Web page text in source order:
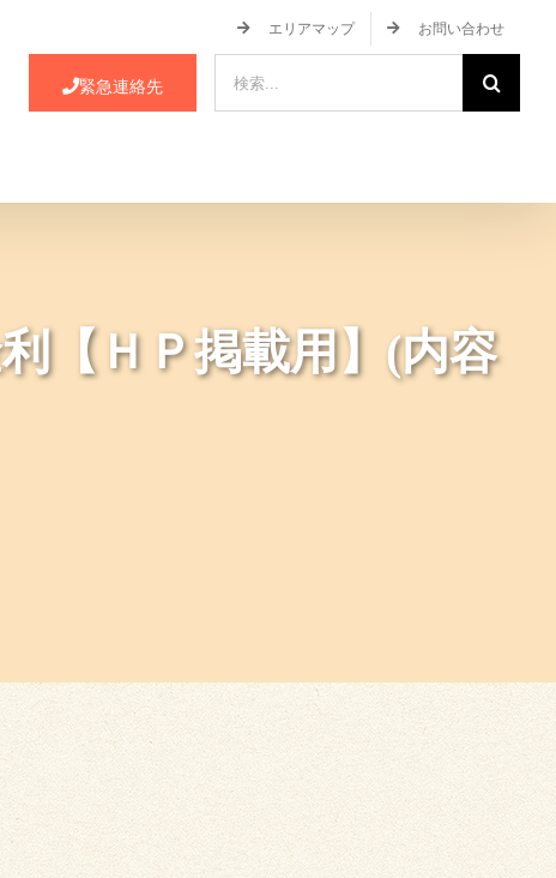
エリアマップ お問い合わせ
緊急連絡先
索
【ＨＰ掲載用】(内容